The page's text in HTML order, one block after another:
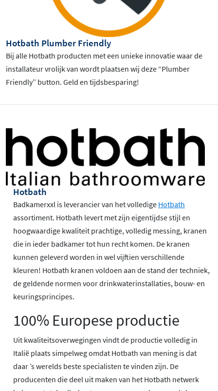
Hotbath Plumber Friendly
Bij alle Hotbath producten met een unieke innovatie waar de
installateur vrolijk van wordt plaatsen wij deze “Plumber
Friendly” button. Geld en tijdsbesparing!
Hotbath
Badkamerxxl is leverancier van het volledige Hotbath
assortiment. Hotbath levert met zijn eigentijdse stijl en
hoogwaardige kwaliteit prachtige, volledig messing, kranen
die in ieder badkamer tot hun recht komen. De kranen
kunnen geleverd worden in wel vijftien verschillende
kleuren! Hotbath kranen voldoen aan de stand der techniek,
de geldende normen voor drinkwaterinstallaties, bouw- en
keuringsprincipes.
100% Europese productie
Uit kwaliteitsoverwegingen vindt de productie volledig in
Italië plaats simpelweg omdat Hotbath van mening is dat
daar ’s werelds beste specialisten te vinden zijn. De
producenten die deel uit maken van het Hotbath netwerk